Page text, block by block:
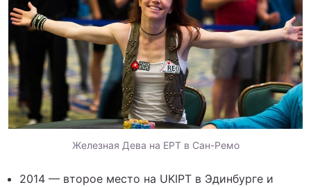
Железная Дева на EPT в Сан-Ремо
2014 — второе место на UKIPT в Эдинбурге и